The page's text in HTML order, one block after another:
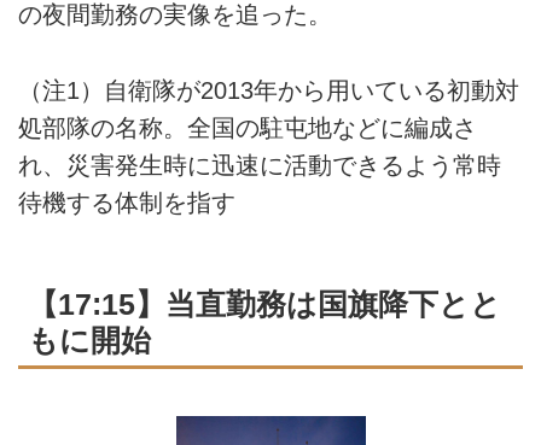
の夜間勤務の実像を追った。
（注1）自衛隊が2013年から用いている初動対
処部隊の名称。全国の駐屯地などに編成さ
れ、災害発生時に迅速に活動できるよう常時
待機する体制を指す
【17:15】当直勤務は国旗降下とと
もに開始